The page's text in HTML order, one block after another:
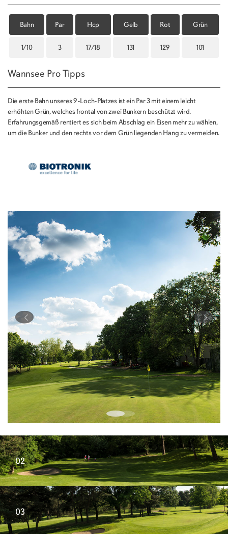
Bahn Par Hcp Gelb Rot Grün
1/10 3 17/18 131 129 101
Wannsee Pro Tipps
Die erste Bahn unseres 9-Loch-Platzes ist ein Par 3 mit einem leicht
erhöhten Grün, welches frontal von zwei Bunkern beschützt wird.
Erfahrungsgemäß rentiert es sich beim Abschlag ein Eisen mehr zu wählen,
um die Bunker und den rechts vor dem Grün liegenden Hang zu vermeiden.
02
03